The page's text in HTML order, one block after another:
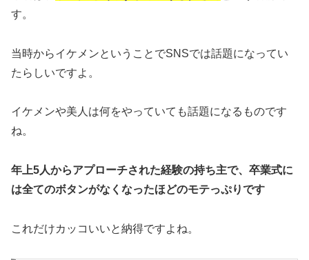
す。
当時からイケメンということでSNSでは話題になってい
たらしいですよ。
イケメンや美人は何をやっていても話題になるものです
ね。
年上5人からアプローチされた経験の持ち主で、卒業式に
は全てのボタンがなくなったほどのモテっぷりです
これだけカッコいいと納得ですよね。